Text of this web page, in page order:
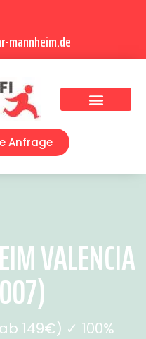
mannheim.de
Anfrage
VALENCIA
149€) ✓ 100%